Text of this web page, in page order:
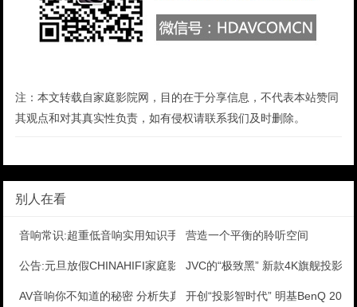
注：本文转载自家庭影院网，目的在于分享信息，不代表本站赞同
其观点和对其真实性负责，如有侵权请联系我们及时删除。
别人在看
音响常识:超重低音响实用知识手册营造一个平衡的聆听空间
公告:元旦放假CHINAHIFI家庭影院网暂停更新三JVC的“极致黑” 新款4K旗舰投影
AV音响你不知道的秘密 分析失真问题开创“投影智时代” 明基BenQ